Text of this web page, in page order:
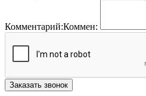
Комментарий:Коммен:
Заказать звонок